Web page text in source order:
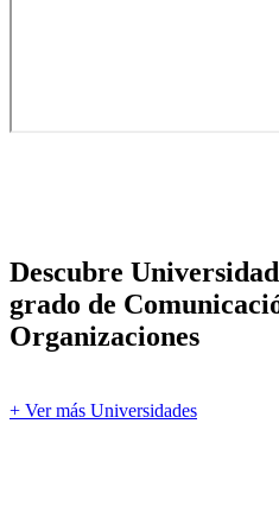
Descubre
grado de
Organizaciones
+ Ver más Universidades